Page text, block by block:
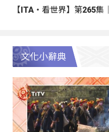
【ITA・看世界】第265
文化小辭典